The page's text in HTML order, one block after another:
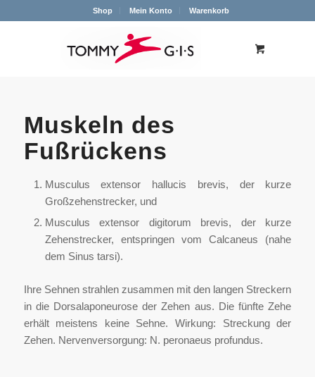
Shop Mein Konto Warenkorb
Muskeln des
Fußrückens
Musculus extensor hallucis brevis, der kurze
Großzehenstrecker, und
Musculus extensor digitorum brevis, der kurze
Zehenstrecker, entspringen vom Calcaneus (nahe
dem Sinus tarsi).
Ihre Sehnen strahlen zusammen mit den langen Streckern
in die Dorsalaponeurose der Zehen aus. Die fünfte Zehe
erhält meistens keine Sehne. Wirkung: Streckung der
Zehen. Nervenversorgung: N. peronaeus profundus.